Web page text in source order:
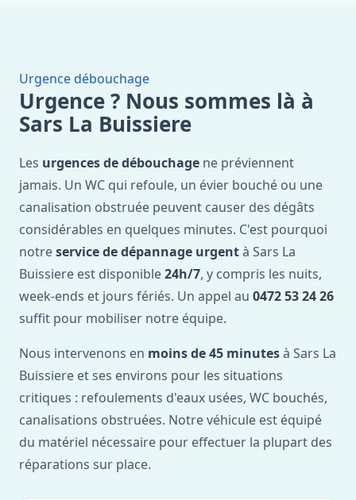
Urgence débouchage
Urgence ? Nous sommes là à
Sars La Buissiere
Les urgences de débouchage ne préviennent
jamais. Un WC qui refoule, un évier bouché ou une
canalisation obstruée peuvent causer des dégâts
considérables en quelques minutes. C'est pourquoi
notreservice de dépannage urgentà Sars La
Buissiere est disponible24h/7, y compris les nuits,
week-ends et jours fériés. Un appel au 0472 53 24 26
suffit pour mobiliser notre équipe.
Nous intervenons en moins de 45 minutesà Sars La
Buissiere et ses environs pour les situations
critiques : refoulements d'eaux usées, WC bouchés,
canalisations obstruées. Notre véhicule est équipé
du matériel nécessaire pour effectuer la plupart des
réparations sur place.